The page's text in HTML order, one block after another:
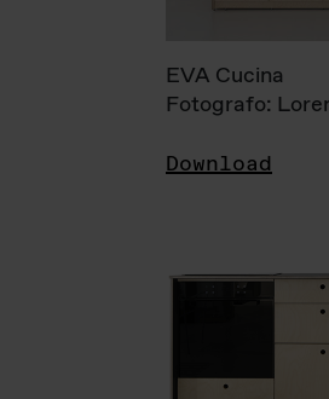
EVA Cucina
Fotografo:
Download